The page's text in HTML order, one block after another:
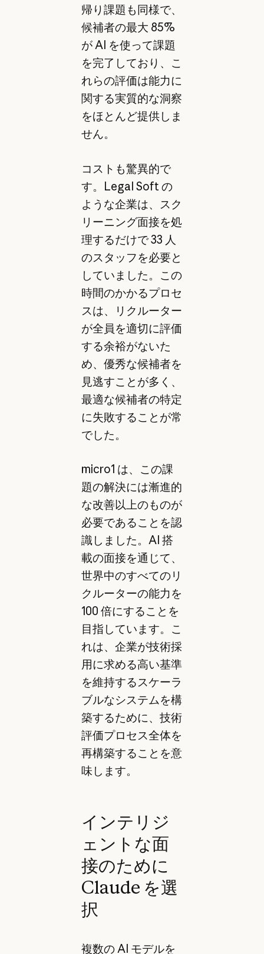
帰り課題も同様で、
候補者の最大 85%
が AI を使って課題
を完了しており、こ
れらの評価は能力に
関する実質的な洞察
をほとんど提供しま
せん。
コストも驚異的で
す。Legal Soft の
ような企業は、スク
リーニング面接を処
理するだけで 33 人
のスタッフを必要と
していました。この
時間のかかるプロセ
スは、リクルーター
が全員を適切に評価
する余裕がないた
め、優秀な候補者を
見逃すことが多く、
最適な候補者の特定
に失敗することが常
でした。
micro1 は、この課
題の解決には漸進的
な改善以上のものが
必要であることを認
識しました。AI 搭
載の面接を通じて、
世界中のすべてのリ
クルーターの能力を
100 倍にすることを
目指しています。こ
れは、企業が技術採
用に求める高い基準
を維持するスケーラ
ブルなシステムを構
築するために、技術
評価プロセス全体を
再構築することを意
味します。
インテリジ
ェントな面
接のために
Claude を選
択
複数の AI モデルを